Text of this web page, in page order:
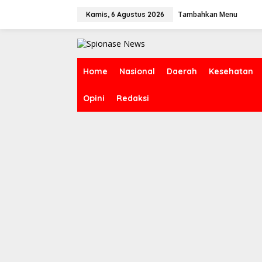
Kamis, 6 Agustus 2026 Tambahkan Menu
Home Nasional Daerah Kesehatan
Opini Redaksi